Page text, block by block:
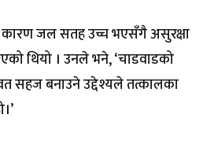
कारण जल सतह उच्च भएसँगै असुरक्षा
थियो । उनले भने, ‘चाडवाडको
सहज बनाउने उद्देश्यले तत्कालका